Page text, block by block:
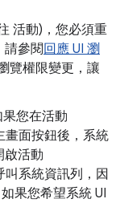
活動)，您必須重
請參閱 回應 UI 瀏
覽權限變更，讓
您在活動
畫面按鈕後，系統
啟活動
叫系統資訊列，因
果您希望系統 UI